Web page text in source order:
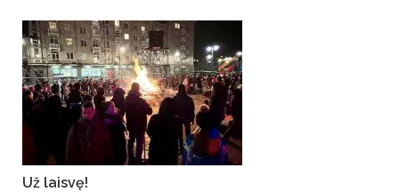
Už laisvę!